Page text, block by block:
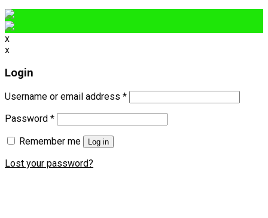
x
x
Login
Username or email address *
Password *
Remember me
Log in
Lost your password?